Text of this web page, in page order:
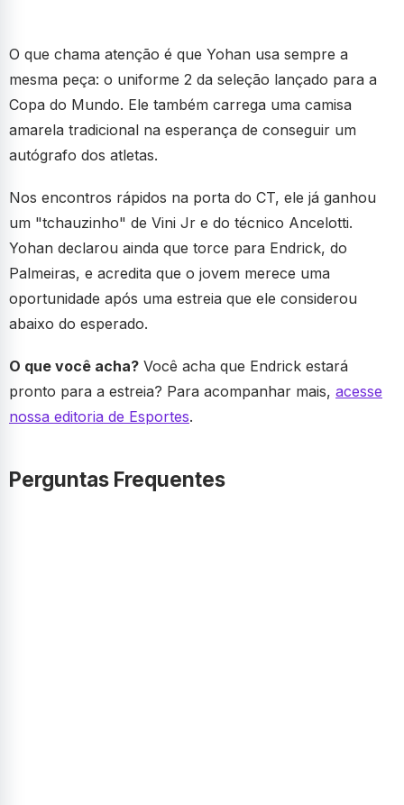
O que chama atenção é que Yohan usa sempre a
mesma peça: o uniforme 2 da seleção lançado para a
Copa do Mundo. Ele também carrega uma camisa
amarela tradicional na esperança de conseguir um
autógrafo dos atletas.
Nos encontros rápidos na porta do CT, ele já ganhou
um "tchauzinho" de Vini Jr e do técnico Ancelotti.
Yohan declarou ainda que torce para Endrick, do
Palmeiras, e acredita que o jovem merece uma
oportunidade após uma estreia que ele considerou
abaixo do esperado.
O que você acha? Você acha que Endrick estará
pronto para a estreia? Para acompanhar mais, acesse
nossa editoria de Esportes.
Perguntas Frequentes